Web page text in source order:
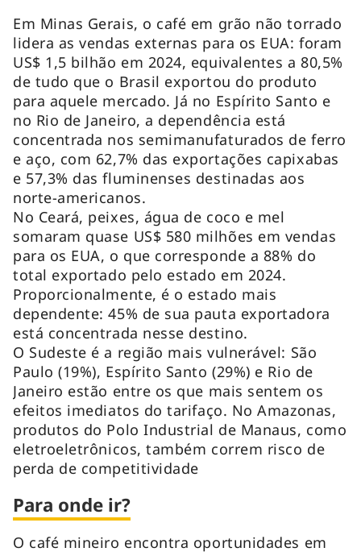
Em Minas Gerais, o café em grão não torrado
lidera as vendas externas para os EUA: foram
US$ 1,5 bilhão em 2024, equivalentes a 80,5%
de tudo que o Brasil exportou do produto
para aquele mercado. Já no Espírito Santo e
no Rio de Janeiro, a dependência está
concentrada nos semimanufaturados de ferro
e aço, com 62,7% das exportações capixabas
e 57,3% das fluminenses destinadas aos
norte-americanos.
No Ceará, peixes, água de coco e mel
somaram quase US$ 580 milhões em vendas
para os EUA, o que corresponde a 88% do
total exportado pelo estado em 2024.
Proporcionalmente, é o estado mais
dependente: 45% de sua pauta exportadora
está concentrada nesse destino.
O Sudeste é a região mais vulnerável: São
Paulo (19%), Espírito Santo (29%) e Rio de
Janeiro estão entre os que mais sentem os
efeitos imediatos do tarifaço. No Amazonas,
produtos do Polo Industrial de Manaus, como
eletroeletrônicos, também correm risco de
perda de competitividade
Para onde ir?
O café mineiro encontra oportunidades em